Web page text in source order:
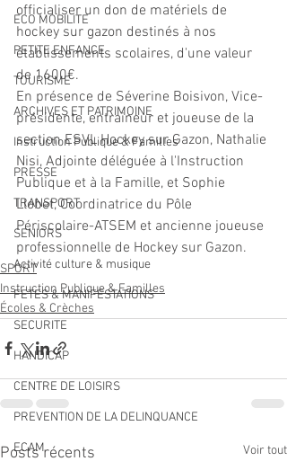
ECO MOBILITE
PETITE ENFANCE
TOURISME
ARCHIVES ET PATRIMOINE
Instruction Publique & Familles
PRESSE
TRANSPORT
SENIORS
Activité culture & musique
FETES & MANIFESTATIONS
SECURITE
HANDICAP
CENTRE DE LOISIRS
PREVENTION DE LA DELINQUANCE
ECAM
officialiser un don de matériels de
hockey sur gazon destinés à nos
établissements scolaires, d'une valeur
de 1600€.
En présence de Séverine Boisivon, Vice-
présidente, entraineur et joueuse de la
section ESVL Hockey sur Gazon, Nathalie
Nisi, Adjointe déléguée à l'Instruction
Publique et à la Famille, et Sophie
Llobet, Coordinatrice du Pôle
Périscolaire-ATSEM et ancienne joueuse
professionnelle de Hockey sur Gazon.
SPORT
Instruction Publique & Familles
Écoles & Crèches
Posts récents Voir tout